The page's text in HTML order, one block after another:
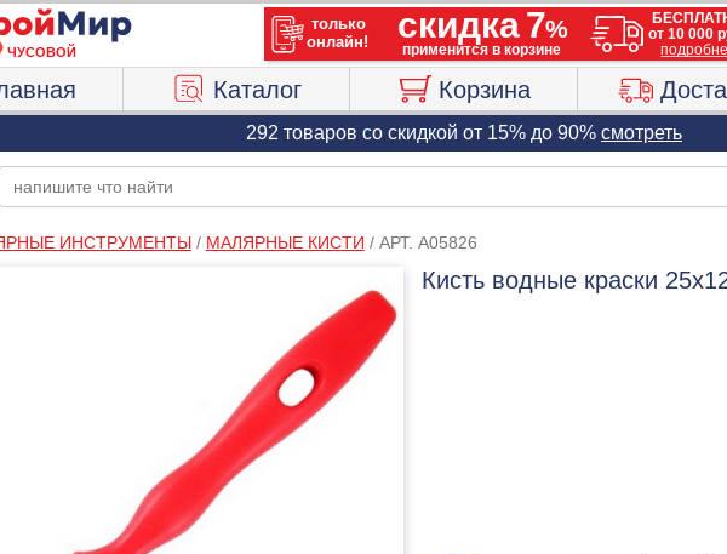
ЧУСОВОЙ
Каталог Корзина
292 товаров со скидкой от 15% до 90% смотреть
ИНСТРУМЕНТЫ/ МАЛЯРНЫЕ КИСТИ / АРТ. A05826
Кисть водные краски